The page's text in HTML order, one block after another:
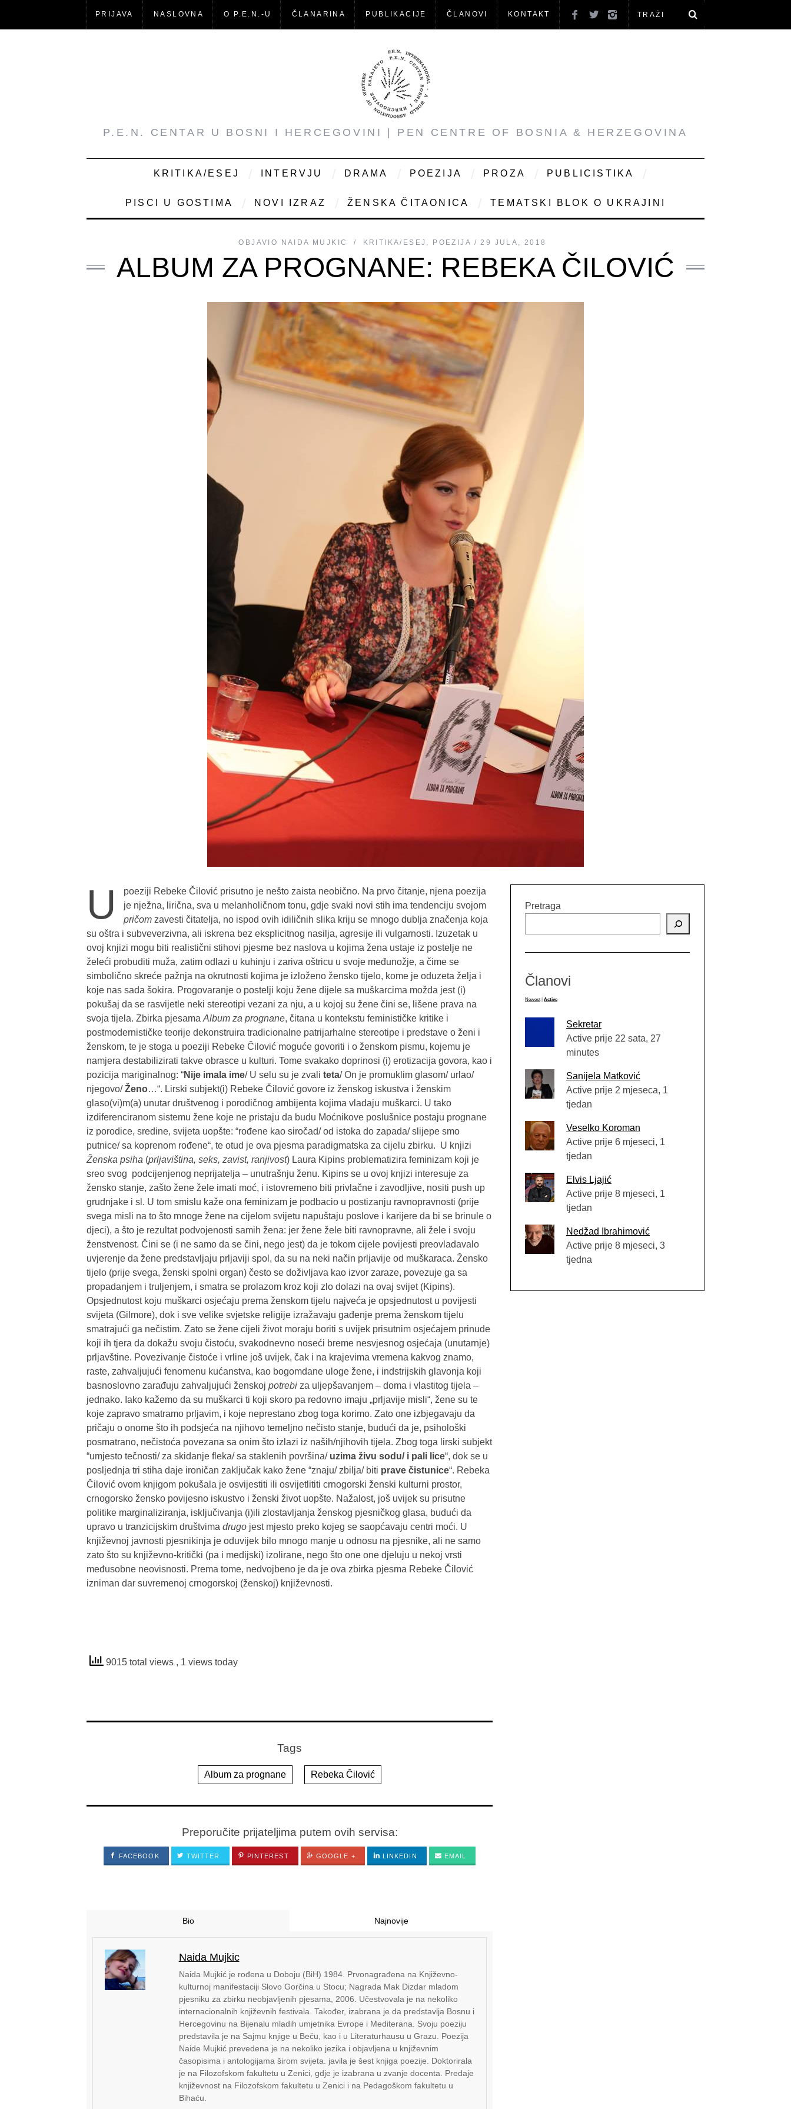
PRIJAVA NASLOVNA O P.E.N.-U ČLANARINA PUBLIKACIJE ČLANOVI KONTAKT
P.E.N. CENTAR U BOSNI I HERCEGOVINI | PEN CENTRE OF BOSNIA & HERZEGOVINA
KRITIKA/ESEJ INTERVJU DRAMA POEZIJA PROZA PUBLICISTIKA
PISCI U GOSTIMA NOVI IZRAZ ŽENSKA ČITAONICA TEMATSKI BLOK O UKRAJINI
OBJAVIO NAIDA MUJKIC KRITIKA/ESEJ , POEZIJA 29 JULA, 2018
ALBUM ZA PROGNANE: REBEKA ČILOVIĆ
U
poeziji Rebeke Čilović prisutno je nešto zaista neobično. Na prvo čitanje, njena poezija
je nježna, lirična, sva u melanholičnom tonu, gdje svaki novi stih ima tendenciju svojom
pričom zavesti čitatelja, no ispod ovih idiličnih slika kriju se mnogo dublja značenja koja
su oštra i subveverzivna, ali iskrena bez eksplicitnog nasilja, agresije ili vulgarnosti. Izuzetak u
ovoj knjizi mogu biti realistični stihovi pjesme bez naslova u kojima žena ustaje iz postelje ne
želeći probuditi muža, zatim odlazi u kuhinju i zariva oštricu u svoje međunožje, a čime se
simbolično skreće pažnja na okrutnosti kojima je izloženo žensko tijelo, kome je oduzeta želja i
koje nas sada šokira. Progovaranje o postelji koju žene dijele sa muškarcima možda jest (i)
pokušaj da se rasvijetle neki stereotipi vezani za nju, a u kojoj su žene čini se, lišene prava na
svoja tijela. Zbirka pjesama Album za prognane, čitana u kontekstu feminističke kritike i
postmodernističke teorije dekonstruira tradicionalne patrijarhalne stereotipe i predstave o ženi i
ženskom, te je stoga u poeziji Rebeke Čilović moguće govoriti i o ženskom pismu, kojemu je
namjera destabilizirati takve obrasce u kulturi. Tome svakako doprinosi (i) erotizacija govora, kao i
pozicija mariginalnog: “Nije imala ime/ U selu su je zvali teta/ On je promuklim glasom/ urlao/
njegovo/Ženo…“. Lirski subjekt(i) Rebeke Čilović govore iz ženskog iskustva i ženskim
glaso(vi)m(a) unutar društvenog i porodičnog ambijenta kojima vladaju muškarci. U tako
izdiferenciranom sistemu žene koje ne pristaju da budu Moćnikove poslušnice postaju prognane
iz porodice, sredine, svijeta uopšte: “rođene kao siročad/ od istoka do zapada/ slijepe smo
putnice/ sa koprenom rođene“, te otud je ova pjesma paradigmatska za cijelu zbirku. U knjizi
Ženska psiha (prljaviština, seks, zavist, ranjivost) Laura Kipins problematizira feminizam koji je
sreo svog podcijenjenog neprijatelja – unutrašnju ženu. Kipins se u ovoj knjizi interesuje za
žensko stanje, zašto žene žele imati moć, i istovremeno biti privlačne i zavodljive, nositi push up
grudnjake i sl. U tom smislu kaže ona feminizam je podbacio u postizanju ravnopravnosti (prije
svega misli na to što mnoge žene na cijelom svijetu napuštaju poslove i karijere da bi se brinule o
djeci), a što je rezultat podvojenosti samih žena: jer žene žele biti ravnopravne, ali žele i svoju
ženstvenost. Čini se (i ne samo da se čini, nego jest) da je tokom cijele povijesti preovladavalo
uvjerenje da žene predstavljaju prljaviji spol, da su na neki način prljavije od muškaraca. Žensko
tijelo (prije svega, ženski spolni organ) često se doživljava kao izvor zaraze, povezuje ga sa
propadanjem i truljenjem, i smatra se prolazom kroz koji zlo dolazi na ovaj svijet (Kipins).
Opsjednutost koju muškarci osjećaju prema ženskom tijelu najveća je opsjednutost u povijesti
svijeta (Gilmore), dok i sve velike svjetske religije izražavaju gađenje prema ženskom tijelu
smatrajući ga nečistim. Zato se žene cijeli život moraju boriti s uvijek prisutnim osjećajem prinude
koji ih tjera da dokažu svoju čistoću, svakodnevno noseći breme nesvjesnog osjećaja (unutarnje)
prljavštine. Povezivanje čistoće i vrline još uvijek, čak i na krajevima vremena kakvog znamo,
raste, zahvaljujući fenomenu kućanstva, kao bogomdane uloge žene, i indstrijskih glavonja koji
basnoslovno zarađuju zahvaljujući ženskoj potrebi za uljepšavanjem – doma i vlastitog tijela –
jednako. Iako kažemo da su muškarci ti koji skoro pa redovno imaju „prljavije misli“, žene su te
koje zapravo smatramo prljavim, i koje neprestano zbog toga korimo. Zato one izbjegavaju da
pričaju o onome što ih podsjeća na njihovo temeljno nečisto stanje, budući da je, psihološki
posmatrano, nečistoća povezana sa onim što izlazi iz naših/njihovih tijela. Zbog toga lirski subjekt
“umjesto tečnosti/ za skidanje fleka/ sa staklenih površina/ uzima živu sodu/i pali lice“, dok se u
posljednja tri stiha daje ironičan zaključak kako žene “znaju/ zbilja/ biti prave čistunice“. Rebeka
Čilović ovom knjigom pokušala je osvijestiti ili osvijetlititi crnogorski ženski kulturni prostor,
crnogorsko žensko povijesno iskustvo i ženski život uopšte. Nažalost, još uvijek su prisutne
politike marginaliziranja, isključivanja (i)ili zlostavljanja ženskog pjesničkog glasa, budući da
upravo u tranzicijskim društvima drugo jest mjesto preko kojeg se saopćavaju centri moći. U
književnoj javnosti pjesnikinja je oduvijek bilo mnogo manje u odnosu na pjesnike, ali ne samo
zato što su književno-kritički (pa i medijski) izolirane, nego što one one djeluju u nekoj vrsti
međusobne neovisnosti. Prema tome, nedvojbeno je da je ova zbirka pjesma Rebeke Čilović
izniman dar suvremenoj crnogorskoj (ženskoj) književnosti.
9015 total views , 1 views today
Tags
Album za prognane Rebeka Čilović
Preporučite prijateljima putem ovih servisa:
FACEBOOK TWITTER PINTEREST GOOGLE + LINKEDIN EMAIL
Bio Najnovije
Naida Mujkic
Naida Mujkić je rođena u Doboju (BiH) 1984. Prvonagrađena na Književno-
kulturnoj manifestaciji Slovo Gorčina u Stocu; Nagrada Mak Dizdar mladom
pjesniku za zbirku neobjavljenih pjesama, 2006. Učestvovala je na nekoliko
internacionalnih književnih festivala. Također, izabrana je da predstavlja Bosnu i
Hercegovinu na Bijenalu mladih umjetnika Evrope i Mediterana. Svoju poeziju
predstavila je na Sajmu knjige u Beču, kao i u Literaturhausu u Grazu. Poezija
Naide Mujkić prevedena je na nekoliko jezika i objavljena u književnim
časopisima i antologijama širom svijeta. javila je šest knjiga poezije. Doktorirala
je na Filozofskom fakultetu u Zenici, gdje je izabrana u zvanje docenta. Predaje
književnost na Filozofskom fakultetu u Zenici i na Pedagoškom fakultetu u
Bihaću.
Pretraga
Članovi
Newest Active
Sekretar
Active prije 22 sata, 27
minutes
Sanijela Matković
Active prije 2 mjeseca, 1
tjedan
Veselko Koroman
Active prije 6 mjeseci, 1
tjedan
Elvis Ljajić
Active prije 8 mjeseci, 1
tjedan
Nedžad Ibrahimović
Active prije 8 mjeseci, 3
tjedna